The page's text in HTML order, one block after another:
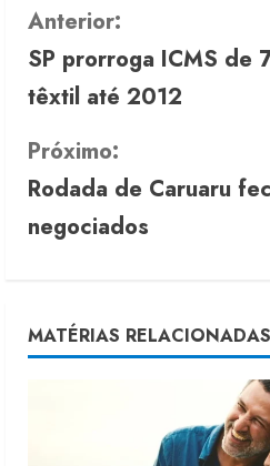
C
o
n
t
i
e
Anterior:
SP prorroga ICMS de
têxtil até 2012
Próximo:
Rodada de Caruaru
negociados
MATÉRIAS RELACIONADAS